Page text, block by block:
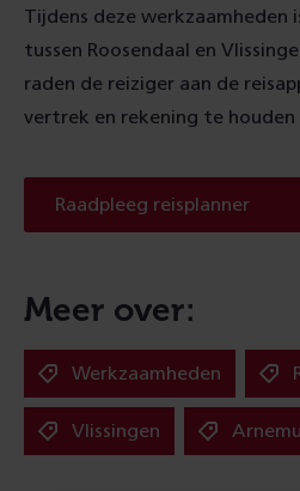
Tijdens deze werkzaamheden
tussen Roosendaal en
raden de reiziger aan de
vertrek en rekening te houden
Raadpleeg reisplanner
Meer over:
Werkzaamheden
Vlissingen